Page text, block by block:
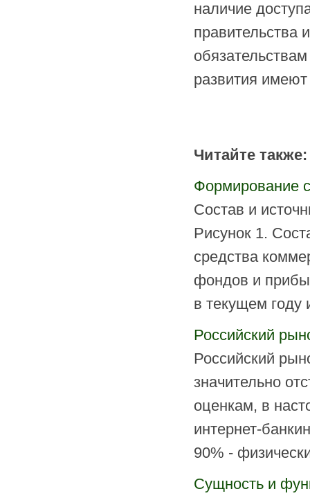
наличие
правительства
развития
Читайте также:
Формирование
Состав и
Рисунок 1.
средства
фондов и
в текущем
Российский
Российский
значительно
оценкам, в
интернет-
90% -
Сущность и